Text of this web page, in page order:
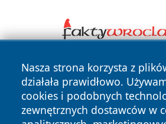
Nasza strona korzysta z
działała prawidłowo.
cookies i podobnych
zewnętrznych dostawców w